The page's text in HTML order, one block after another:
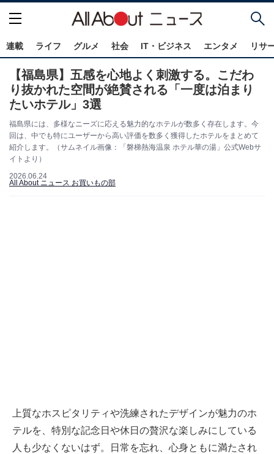
連載 ライフ グルメ 社会 IT・ビジネス エンタメ リサ
【福島県】五感を心地よく刺激する。こだわ
り抜かれた空間が絶賛される「一度は泊まり
たいホテル」3選
福島県には、多様なニーズに応える魅力的なホテルが数多く存在します。今
回は、中でも特にユーザーから高い評価を数多く獲得したホテルをまとめて
紹介します。（サムネイル画像：「磐梯熱海温泉 ホテル華の湯」公式Webサ
イトより）
2026.06.24
All About ニュース お買いもの部
上質なホスピタリティや洗練されたデザインが魅力のホ
テルを、特別な記念日や休日の贅沢な楽しみにしている
人も少なくないはず。日常を忘れ、心身ともに満たされ